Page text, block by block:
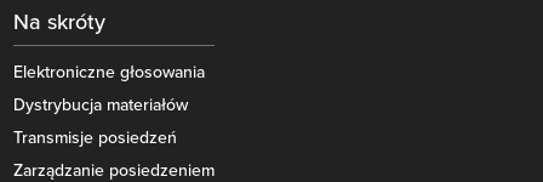
Na skróty
Elektroniczne głosowania
Dystrybucja materiałów
Transmisje posiedzeń
Zarządzanie posiedzeniem